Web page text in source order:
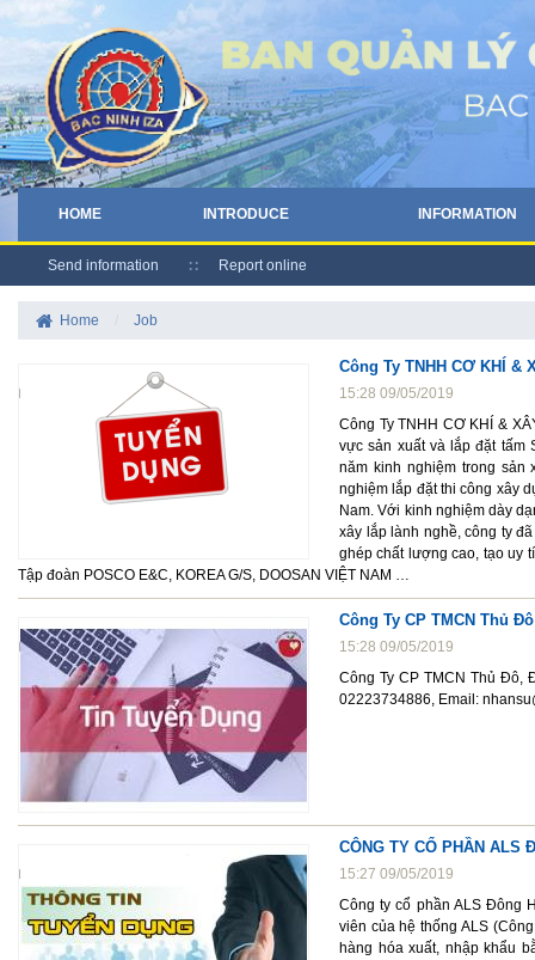
HOME INTRODUCE INFORMATION
Send information Report online
Home Job
Công Ty TNHH CƠ KHÍ &
15:28 09/05/2019
Công Ty TNHH CƠ KHÍ &
vực sản xuất và lắp đặt tấm
năm kinh nghiệm trong sản
nghiệm lắp đặt thi công xây
Nam. Với kinh nghiệm dày
xây lắp lành nghề, công ty
ghép chất lượng cao, tạo uy
Tập đoàn POSCO E&C, KOREA G/S, DOOSAN VIỆT NAM …
Công Ty CP TMCN Thủ Đô
15:28 09/05/2019
Công Ty CP TMCN Thủ Đô,
02223734886, Email:
CÔNG TY CỔ PHẦN ALS
15:27 09/05/2019
Công ty cổ phần ALS Đông
viên của hệ thống ALS
hàng hóa xuất, nhập khẩu